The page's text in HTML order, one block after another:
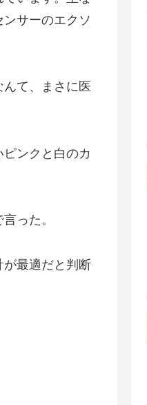
サーのエクソ
んて、まさに医
ンクと白のカ
った。
が最適だと判断